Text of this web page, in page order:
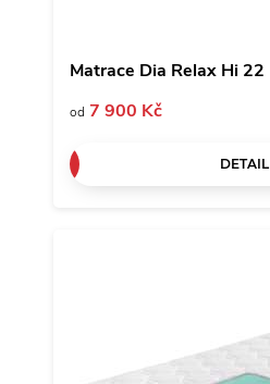
Matrace Dia Relax Hi 22
od 7 900 Kč
DETAIL